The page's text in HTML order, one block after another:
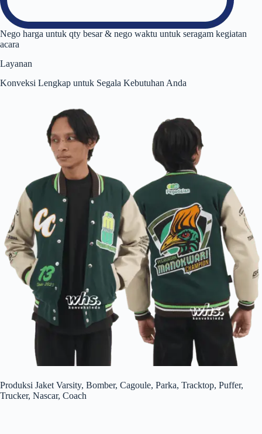
Nego harga untuk qty besar & nego waktu untuk seragam kegiatan
acara
Layanan
Konveksi Lengkap untuk Segala Kebutuhan Anda
Produksi Jaket Varsity, Bomber, Cagoule, Parka, Tracktop, Puffer,
Trucker, Nascar, Coach